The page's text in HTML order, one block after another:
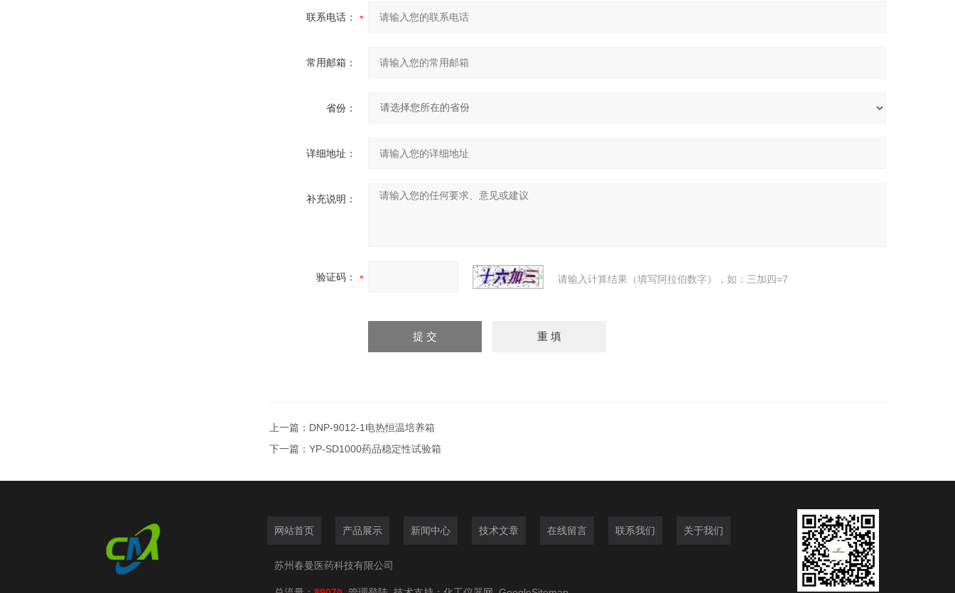
联系电话：
常用邮箱：
省份：
详细地址：
补充说明：
验证码： 请输入计算结果（填写阿拉伯数字），如：三加四=7
上一篇： DNP-9012-1电热恒温培养箱
下一篇： YP-SD1000药品稳定性试验箱
网站首页 产品展示 新闻中心 技术文章 在线留言 联系我们 关于我们
苏州春曼医药科技有限公司